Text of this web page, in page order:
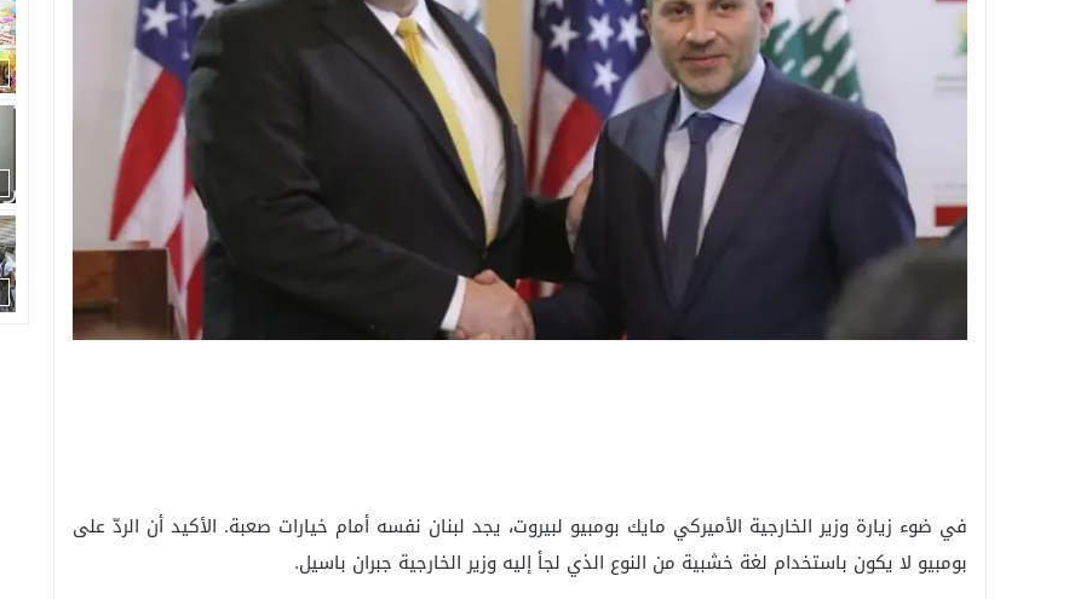
في ضوء زيارة وزير الخارجية الأميركي مايك بومبيو لبيروت، يجد لبنان نفسه أمام خيارات صعبة. الأكيد أن الردّ على
بومبيو لا يكون باستخدام لغة خشبية من النوع الذي لجأ إليه وزير الخارجية جبران باسيل.